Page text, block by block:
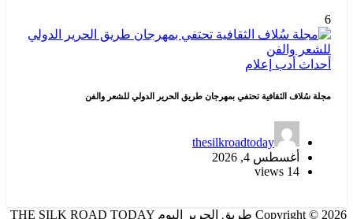
6
أحداث أدب إعلام
مجلة سُلاف الثقافية تحتفي بمهرجان طريق الحرير الدولي للشعر والفن
thesilkroadtoday
أغسطس 4, 2026
14 views
Copyright © 2026 طريق الحرير اليوم THE SILK ROAD TODAY